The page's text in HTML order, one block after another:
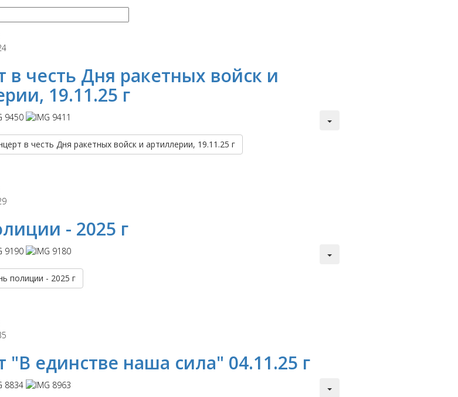
в честь Дня ракетных войск и
19.11.25 г
в честь Дня ракетных войск и артиллерии, 19.11.25 г
- 2025 г
полиции - 2025 г
"В единстве наша сила" 04.11.25 г